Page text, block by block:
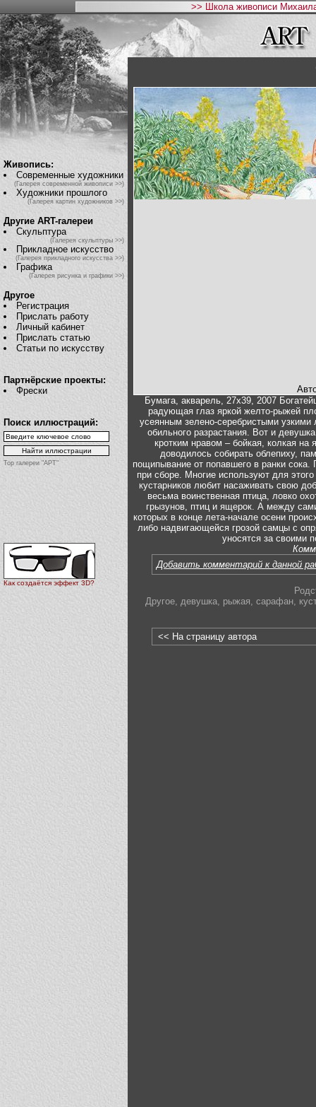
>> Школа живописи
Живопись:
Современные художники
(Галерея современной живописи >>)
Художники прошлого
(Галерея картин художников >>)
Другие ART-галереи
Скульптура
(Галерея скульптуры >>)
Прикладное искусство
(Галерея прикладного искусства >>)
Графика
(Галерея рисунка и графики >>)
Другое
Регистрация
Прислать работу
Личный кабинет
Прислать статью
Статьи по искусству
Партнёрские проекты:
Фрески
Поиск иллюстраций:
Top галереи "АРТ"
Как создаётся эффект 3D?
Бумага, акварель, 27х39, 2007
радующая глаз яркой желто-рыжей
усеянным зелено-серебристыми
обильного разрастания. Вот и
кротким нравом – бойкая, колкая
доводилось собирать облепиху,
пощипывание от попавшего в ранки сока.
при сборе. Многие используют для
кустарников любит насаживать свою
весьма воинственная птица, ловко
грызунов, птиц и ящерок. А между
которых в конце лета-начале осени
либо надвигающейся грозой самцы с
уносятся за своими
Добавить комментарий к данной
Другое, девушка, рыжая, сарафан, куст
<< На страницу автора